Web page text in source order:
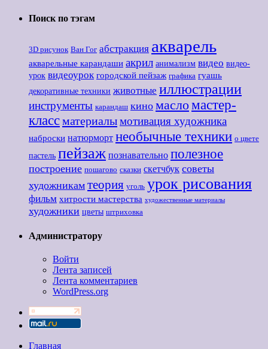
Поиск по тэгам
3D рисунок Ван Гог абстракция акварель
акварельные карандаши акрил анимализм видео видео-
урок видеоурок городской пейзаж графика гуашь
декоративные техники животные иллюстрации
инструменты карандаш кино масломастер-
классматериалымотивация художника
наброски натюрморт необычные техники о цвете
пастель пейзаж познавательно полезное
построение пошагово сказки скетчбук советы
художникам теория уголь урок рисования
фильм хитрости мастерства художественные материалы
художники цветы штриховка
Администратору
Войти
Лента записей
Лента комментариев
WordPress.org
Главная